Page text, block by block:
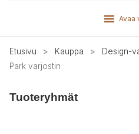
Avaa
Etusivu > Kauppa > Design-
Park varjostin
Tuoteryhmät